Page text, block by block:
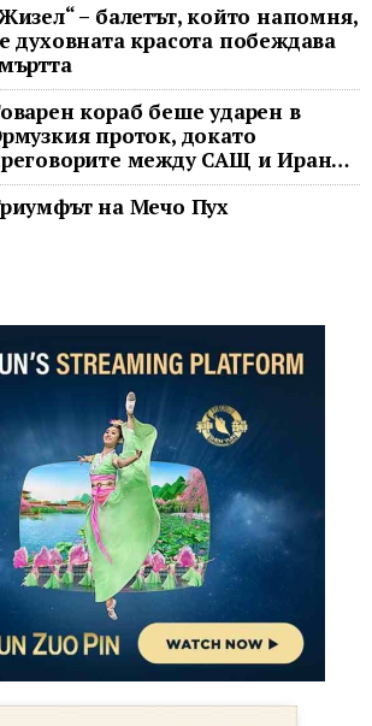
– балетът, който напомня,
духовната красота побеждава
кораб беше ударен в
проток, докато
между САЩ и Иран
в безизходица
на Мечо Пух